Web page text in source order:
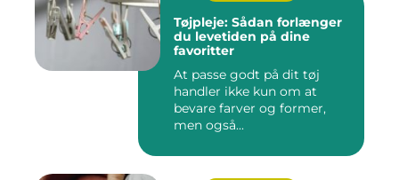
Tøjpleje: Sådan forlænger
du levetiden på dine
favoritter
At passe godt på dit tøj
handler ikke kun om at
bevare farver og former,
men også...